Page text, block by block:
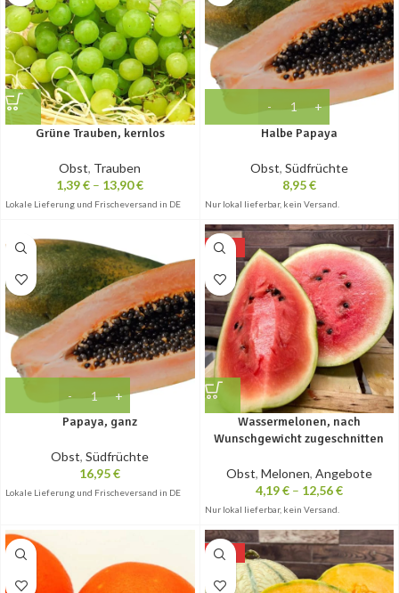
Grüne Trauben, kernlos
Obst, Trauben
1,39€ – 13,90€
Lokale Lieferung und Frischeversand in DE
Halbe Papaya
Obst, Südfrüchte
8,95€
Nur lokal lieferbar, kein Versand.
Papaya, ganz
Obst,Südfrüchte
16,95€
Lokale Lieferung und Frischeversand in DE
-10%
Wassermelonen, nach
Wunschgewicht zugeschnitten
Obst, Melonen, Angebote
4,19€– 12,56€
Nur lokal lieferbar, kein Versand.
-15%